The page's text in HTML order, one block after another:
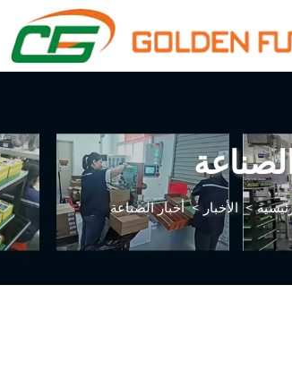
> الأخبار >أخبار الصناعة